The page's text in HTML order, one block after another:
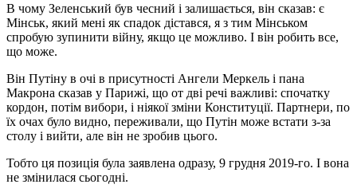
В чому Зеленський був чесний і залишається, він сказав: є
Мінськ, який мені як спадок дістався, я з тим Мінськом
спробую зупинити війну, якщо це можливо. І він робить все,
що може.
Він Путіну в очі в присутності Ангели Меркель і пана
Макрона сказав у Парижі, що от дві речі важливі: спочатку
кордон, потім вибори, і ніякої зміни Конституції. Партнери, по
їх очах було видно, переживали, що Путін може встати з-за
столу і вийти, але він не зробив цього.
Тобто ця позиція була заявлена одразу, 9 грудня 2019-го. І вона
не змінилася сьогодні.